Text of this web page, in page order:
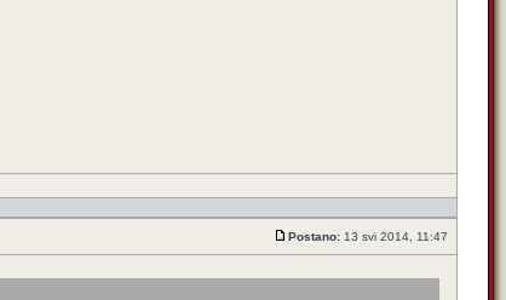
Postano: 13 svi 2014, 11:47